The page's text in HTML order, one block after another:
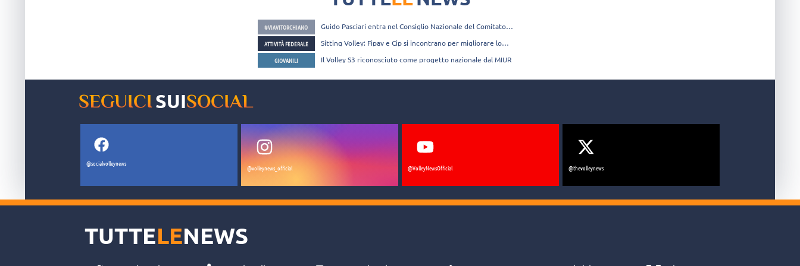
della disciplina del sitting volley
#VIAVITORCHIANO Guido Pasciari entra nel Consiglio Nazionale del Comitato
ATTIVITÀ FEDERALE Sitting Volley: Fipav e Cip si incontrano per migliorare lo
GIOVANILI Il Volley S3 riconosciuto come progetto nazionale dal MIUR
SEGUICISUISOCIAL
@socialvolleynews
@volleynews_official @VolleyNewsOfficial @thevolleynews
TUTTELENEWS